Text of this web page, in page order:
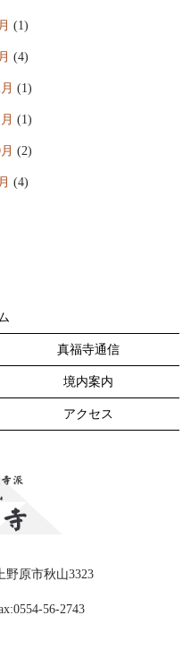
(1)
(4)
(1)
(1)
(2)
(4)
(4)
(4)
(5)
(5)
(1)
真福寺通信
境内案内
アクセス
野原市秋山3323
56-2743